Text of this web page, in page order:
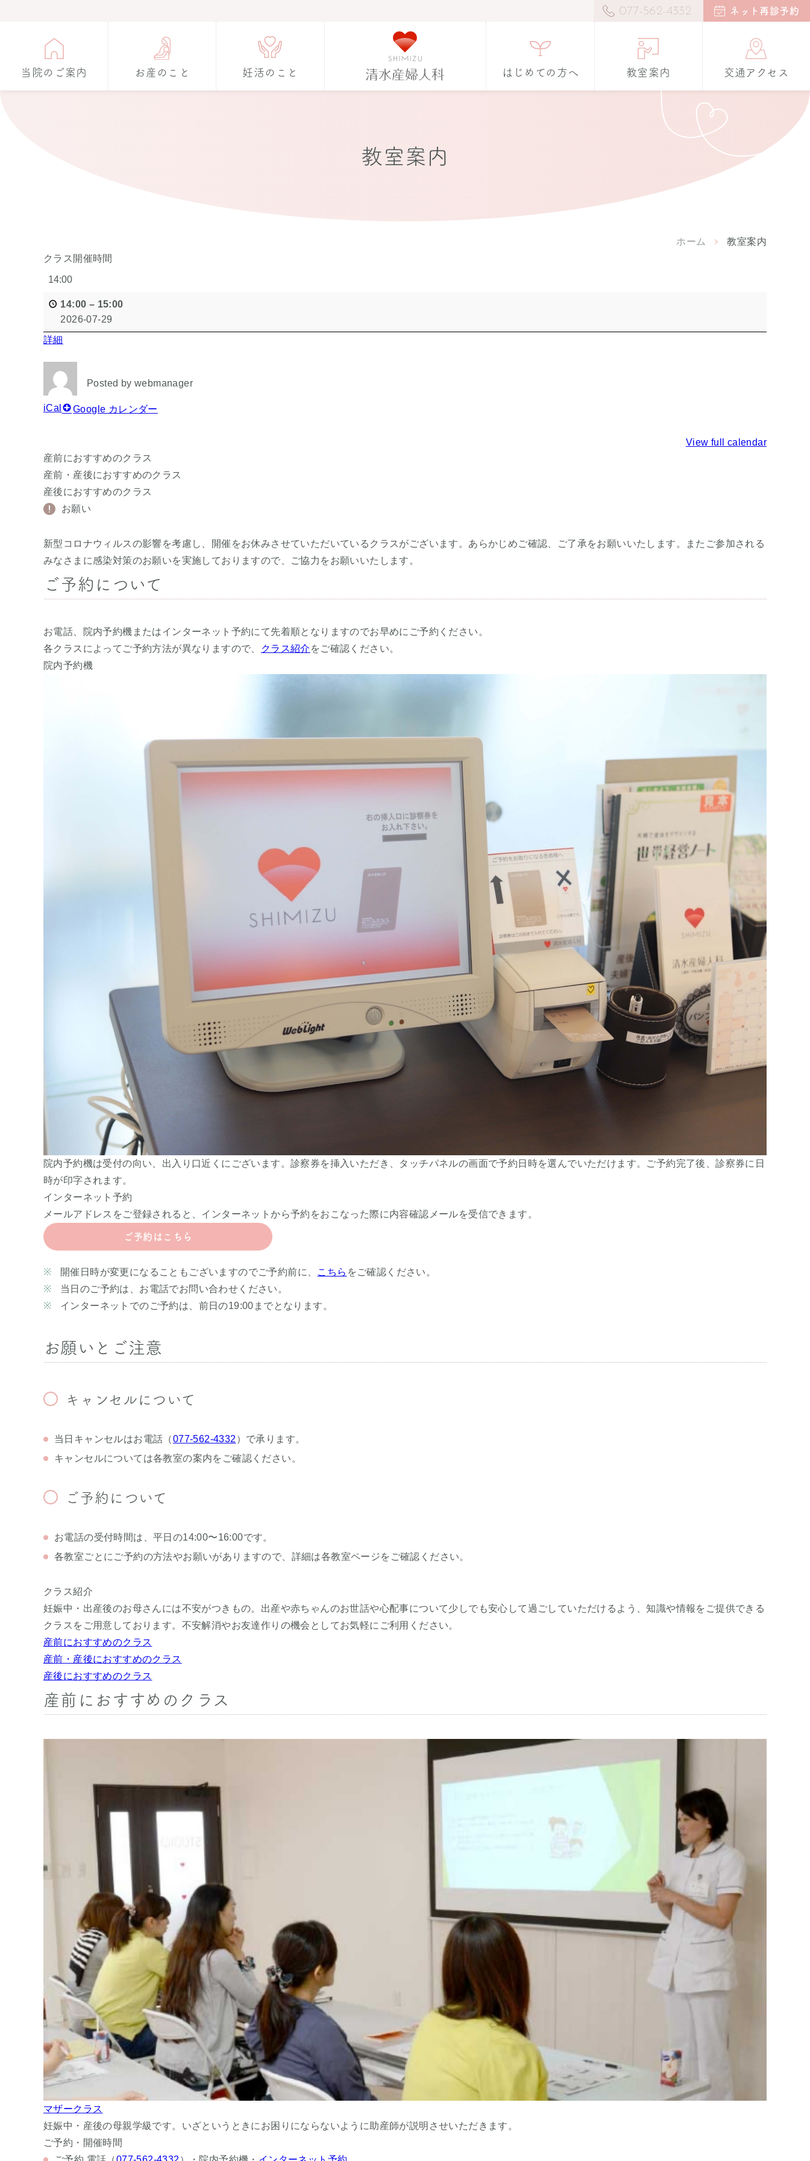
077-562-4332 ネット再診予約
当院のご案内 お産のこと 妊活のこと はじめての方へ 教室案内 交通アクセス
教室案内
ホーム
教室案内
クラス開催時間
14:00
14:00 – 15:00
2026-07-29
詳細
Posted by webmanager
iCal Google カレンダー
View full calendar
産前におすすめのクラス
産前・産後におすすめのクラス
産後におすすめのクラス
お願い
新型コロナウィルスの影響を考慮し、開催をお休みさせていただいているクラスがございます。あらかじめご確認、ご了承をお願いいたします。またご参加される
みなさまに感染対策のお願いを実施しておりますので、ご協力をお願いいたします。
ご予約について
お電話、院内予約機またはインターネット予約にて先着順となりますのでお早めにご予約ください。
各クラスによってご予約方法が異なりますので、
クラス紹介 をご確認ください。
院内予約機
院内予約機は受付の向い、出入り口近くにございます。診察券を挿入いただき、 タッチパネルの画面で予約日時を選んでいただけます。ご予約完了後、診察券に日
時が印字されます。
インターネット予約
メールアドレスをご登録されると、インターネットから予約をおこなった際に内容確認メールを受信できます。
ご予約はこちら
開催日時が変更になることもございますのでご予約前に、 こちら をご確認ください。
当日のご予約は、お電話でお問い合わせください。
インターネットでのご予約は、前日の19:00までとなります。
お願いとご注意
キャンセルについて
当日キャンセルはお電話（077-562-4332 ）で承ります。
キャンセルについては各教室の案内をご確認ください。
ご予約について
お電話の受付時間は、平日の14:00〜16:00です。
各教室ごとにご予約の方法やお願いがありますので、詳細は各教室ページをご確認ください。
クラス紹介
妊娠中・出産後のお母さんには不安がつきもの。出産や赤ちゃんのお世話や心配事について少しでも安心して過ごしていただけるよう、知識や情報をご提供できる
クラスをご用意しております。不安解消やお友達作りの機会としてお気軽にご利用ください。
産前におすすめのクラス
産前・産後におすすめのクラス
産後におすすめのクラス
産前におすすめのクラス
マザークラス
妊娠中・産後の母親学級です。いざというときにお困りにならないように助産師が説明させいただきます。
ご予約・開催時間